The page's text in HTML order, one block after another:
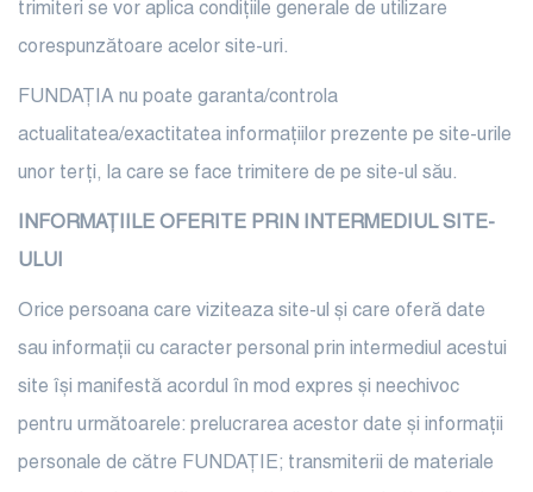
trimiteri se vor aplica condițiile generale de utilizare
corespunzătoare acelor site-uri.
FUNDAȚIA nu poate garanta/controla
actualitatea/exactitatea informațiilor prezente pe site-urile
unor terți, la care se face trimitere de pe site-ul său.
INFORMAȚIILE OFERITE PRIN INTERMEDIUL SITE-
ULUI
Orice persoana care viziteaza site-ul și care oferă date
sau informații cu caracter personal prin intermediul acestui
site își manifestă acordul în mod expres și neechivoc
pentru următoarele: prelucrarea acestor date și informații
personale de către FUNDAȚIE; transmiterii de materiale